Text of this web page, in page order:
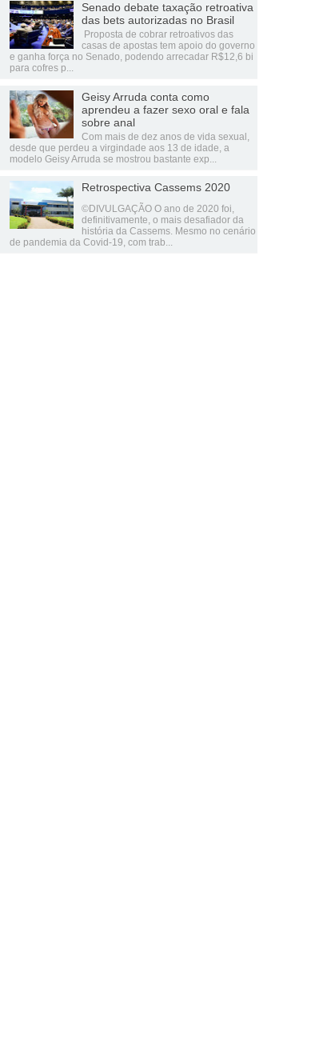
Senado debate taxação retroativa
das bets autorizadas no Brasil
Proposta de cobrar retroativos das
casas de apostas tem apoio do governo
e ganha força no Senado, podendo arrecadar R$12,6 bi
para cofres p...
Geisy Arruda conta como
aprendeu a fazer sexo oral e fala
sobre anal
Com mais de dez anos de vida sexual,
desde que perdeu a virgindade aos 13 de idade, a
modelo Geisy Arruda se mostrou bastante exp...
Retrospectiva Cassems 2020
©DIVULGAÇÃO O ano de 2020 foi,
definitivamente, o mais desafiador da
história da Cassems. Mesmo no cenário
de pandemia da Covid-19, com trab...